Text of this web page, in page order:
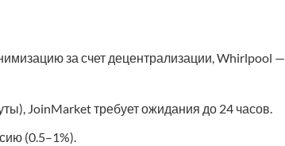
за счет децентрализации, Whirlpool —
JoinMarket требует ожидания до 24 часов.
(0.5–1%).